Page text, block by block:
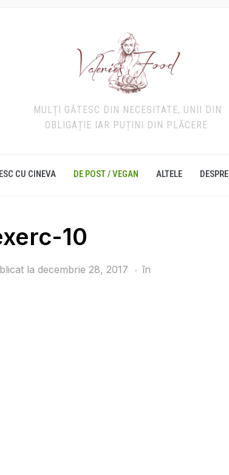
MULȚI GĂTESC DIN NECESITATE, UNII DIN
OBLIGAȚIE IAR PUȚINI DIN PLĂCERE.
CU CINEVA DE POST / VEGAN ALTELE DESPRE
10
la decembrie 28, 2017 în